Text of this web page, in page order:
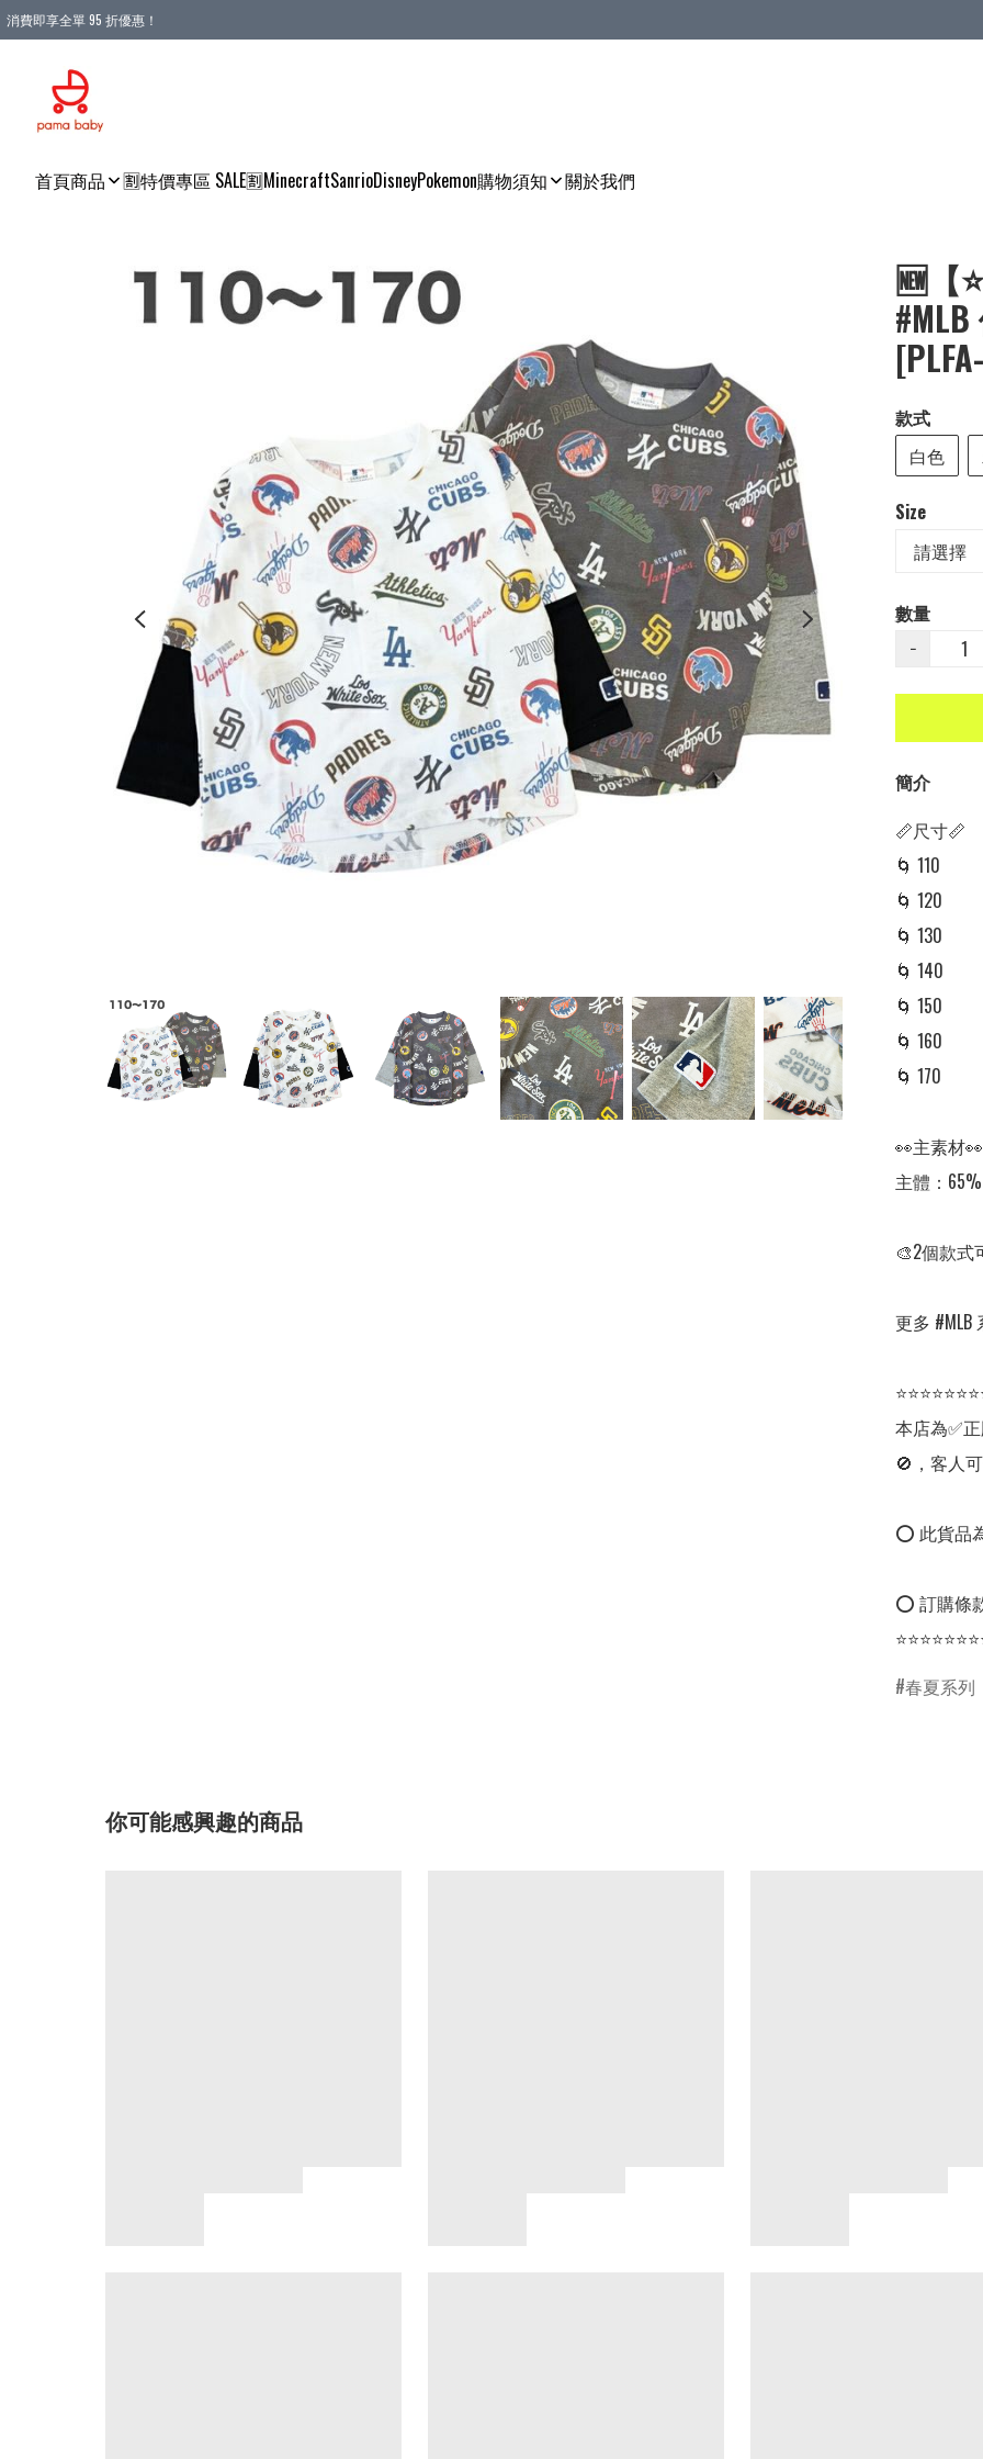
消費即享全單 95 折優惠！
首頁商品 🈹特價專區 SALE🈹MinecraftSanrioDisneyPokemon購物須知 關於我們
🆕【
款式
白色
Size
數量
−
簡介
📏尺寸📏
🌀 110
🌀 120
🌀 130
🌀 140
🌀 150
🌀 160
🌀 170
👀主素材👀
主體：
🎨2個款式
更多 #MLB
本店為✅
🚫，客人
⭕ 此貨品
⭕ 訂購條
春夏系列
你可能感興趣的商品